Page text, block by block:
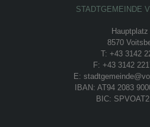
STADTGEMEINDE
Hauptplatz
8570
T: +43 3142
F: +43 3142
E:
IBAN: AT94 2083
BIC: